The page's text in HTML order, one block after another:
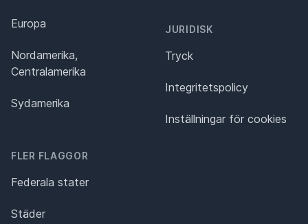
Europa
Nordamerika,
Centralamerika
Sydamerika
FLER FLAGGOR
Federala stater
Städer
JURIDISK
Tryck
Integritetspolicy
Inställningar för cookies